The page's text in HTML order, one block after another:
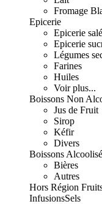
Fromage
Epicerie
Epicerie
Epicerie
Légumes
Farines
Huiles
Voir plus...
Boissons Non
Jus de Fruit
Sirop
Kéfir
Divers
Boissons
Bières
Autres
Hors Région
InfusionsSels